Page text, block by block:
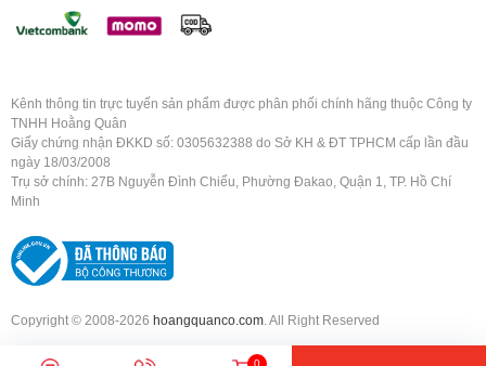
Kênh thông tin trực tuyến sản phẩm được phân phối chính hãng thuộc Công ty
TNHH Hoằng Quân
Giấy chứng nhận ĐKKD số: 0305632388 do Sở KH & ĐT TPHCM cấp lần đầu
ngày 18/03/2008
Trụ sở chính: 27B Nguyễn Đình Chiểu, Phường Đakao, Quận 1, TP. Hồ Chí
Minh
Copyright © 2008-2026 hoangquanco.com . All Right Reserved
0